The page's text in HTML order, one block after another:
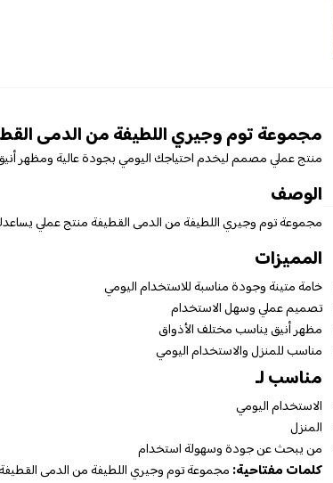
مجموعة توم وجيري اللطيفة من الدمى
منتج عملي مصمم ليخدم احتياجك اليومي بجودة عالية ومظهر
الوصف
مجموعة توم وجيري اللطيفة من الدمى القطيفة منتج عملي
المميزات
خامة متينة وجودة مناسبة للاستخدام اليومي
تصميم عملي وسهل الاستخدام
مظهر أنيق يناسب مختلف الأذواق
مناسب للمنزل والاستخدام اليومي
مناسب لـ
الاستخدام اليومي
المنزل
من يبحث عن جودة وسهولة استخدام
كلمات مفتاحية: مجموعة توم وجيري اللطيفة من الدمى